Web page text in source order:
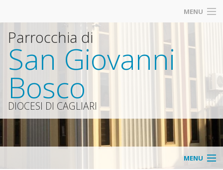
MENU
Parrocchia di
San Giovanni
Bosco
DIOCESI DI CAGLIARI
MENU